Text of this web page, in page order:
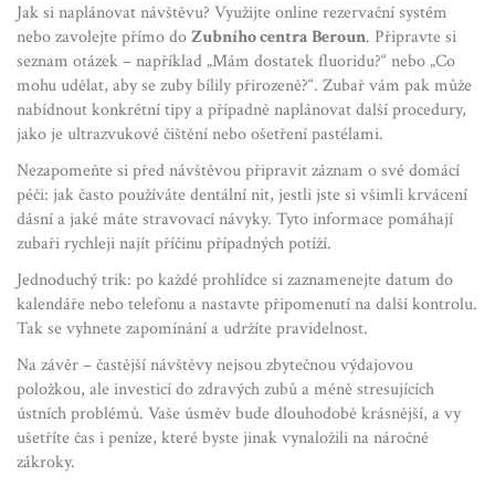
Jak si naplánovat návštěvu? Využijte online rezervační systém
nebo zavolejte přímo doZubního centra Beroun. Připravte si
seznam otázek – například „Mám dostatek fluoridu?“ nebo „Co
mohu udělat, aby se zuby bílily přirozeně?“. Zubař vám pak může
nabídnout konkrétní tipy a případně naplánovat další procedury,
jako je ultrazvukové čištění nebo ošetření pastélami.
Nezapomeňte si před návštěvou připravit záznam o své domácí
péči: jak často používáte dentální nit, jestli jste si všimli krvácení
dásní a jaké máte stravovací návyky. Tyto informace pomáhají
zubaři rychleji najít příčinu případných potíží.
Jednoduchý trik: po každé prohlídce si zaznamenejte datum do
kalendáře nebo telefonu a nastavte připomenutí na další kontrolu.
Tak se vyhnete zapomínání a udržíte pravidelnost.
Na závěr – častější návštěvy nejsou zbytečnou výdajovou
položkou, ale investicí do zdravých zubů a méně stresujících
ústních problémů. Vaše úsměv bude dlouhodobě krásnější, a vy
ušetříte čas i peníze, které byste jinak vynaložili na náročné
zákroky.